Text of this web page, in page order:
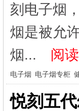
刻电子烟
烟是被允
烟...
阅
电子烟 电子烟专柜
悦刻五